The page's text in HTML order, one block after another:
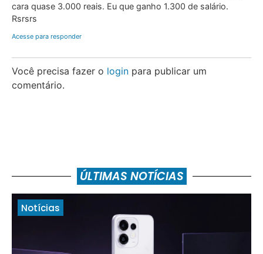
cara quase 3.000 reais. Eu que ganho 1.300 de salário.
Rsrsrs
Acesse para responder
Você precisa fazer o login para publicar um
comentário.
ÚLTIMAS NOTÍCIAS
Notícias